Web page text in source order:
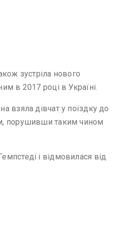
зустріла нового
в 2017 році в Україні.
взяла дівчат у поїздку до
порушивши таким чином
і відмовилася від